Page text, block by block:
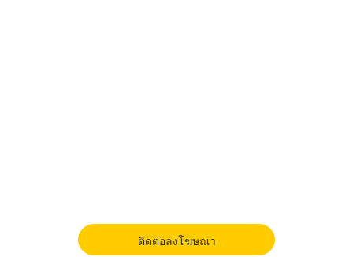
ติดต่อลงโฆษณา